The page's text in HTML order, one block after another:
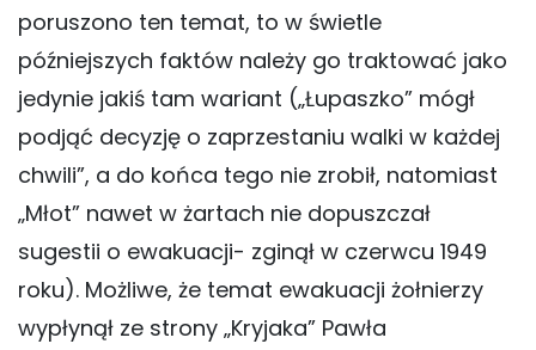
poruszono ten temat, to w świetle
późniejszych faktów należy go traktować jako
jedynie jakiś tam wariant („Łupaszko” mógł
podjąć decyzję o zaprzestaniu walki w każdej
chwili”, a do końca tego nie zrobił, natomiast
„Młot” nawet w żartach nie dopuszczał
sugestii o ewakuacji- zginął w czerwcu 1949
roku). Możliwe, że temat ewakuacji żołnierzy
wypłynął ze strony „Kryjaka” Pawła